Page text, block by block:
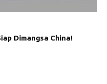
Dimangsa China!